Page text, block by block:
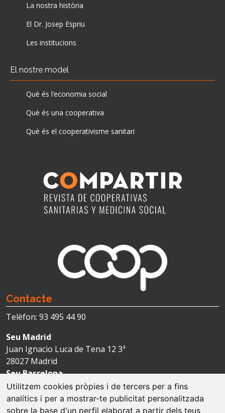
Utilitzem cookies pròpies i de tercers per a fins
analítics i per a mostrar-te publicitat personalitzada
sobre la base d'un perfil elaborat a partir dels teus
La nostra història
El Dr. Josep Espriu
Les institucions
El nostre model
Què és l’economia social
Què és una cooperativa
Què és el cooperativisme sanitari
Contacte
Telèfon: 93 495 44 90
Seu Madrid
Juan Ignacio Luca de Tena 12 3ª
28027 Madrid
Seu Barcelona
Avda. Josep Tarradellas 123-127 4ª
08029 Barcelona